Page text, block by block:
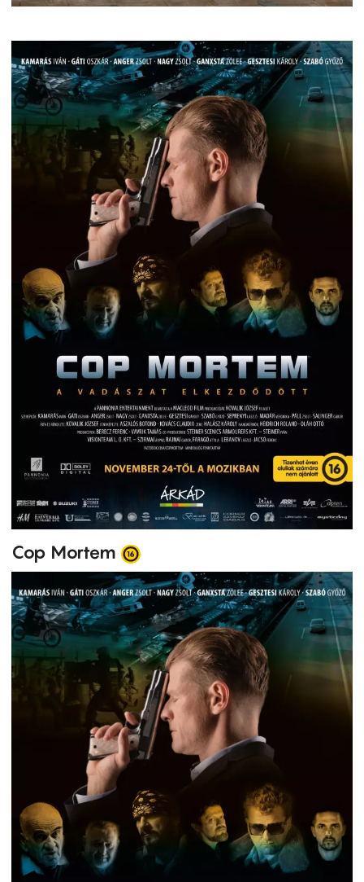
Cop Mortem